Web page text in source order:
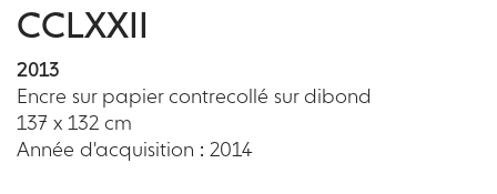
content
CCLXXII
2013
Encre sur papier contrecollé sur dibond
137 x 132 cm
Année d'acquisition : 2014